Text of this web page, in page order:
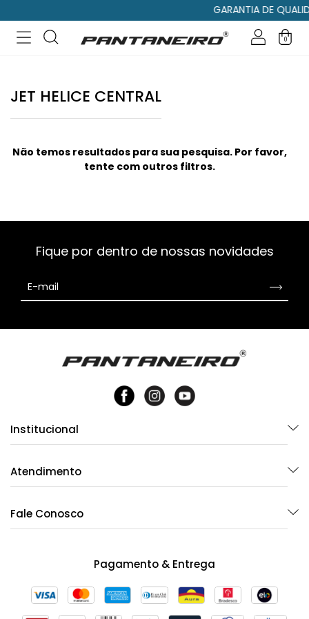
GARANTIA DE
0
JET HELICE CENTRAL
Não temos resultados para sua pesquisa. Por favor,
tente com outros filtros.
Fique por dentro de nossas novidades
Institucional
Atendimento
Fale Conosco
Pagamento & Entrega